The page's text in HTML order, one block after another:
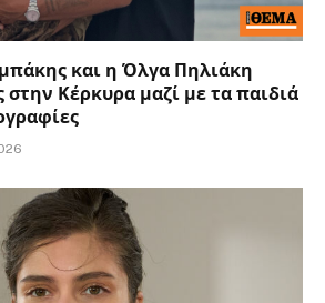
και η Όλγα Πηλιάκη
στην Κέρκυρα μαζί με τα παιδιά